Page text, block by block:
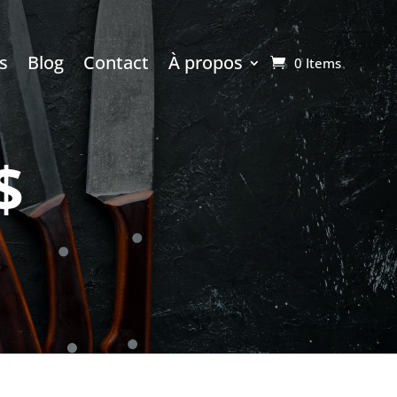
Blog Contact À propos 0 Items